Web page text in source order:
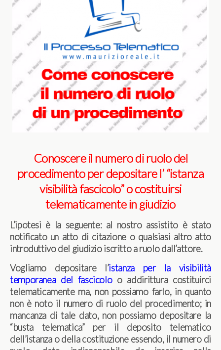
Conoscere il numero di ruolo del
procedimentoper depositare l’ “istanza
visibilità fascicolo” o costituirsi
telematicamente in giudizio
L’ipotesi è la seguente: al nostro assistito è stato
notificato un atto di citazione o qualsiasi altro atto
introduttivo del giudizio iscritto a ruolo dall’attore.
Vogliamo depositare l’istanza per la visibilità
temporanea del fascicoloo addirittura costituirci
telematicamente ma, non possiamo farlo, in quanto
non è noto il numero di ruolo del procedimento; in
mancanza di tale dato, non possiamo depositare la
“busta telematica” per il deposito telematico
dell’istanza o della costituzione essendo, il numero di